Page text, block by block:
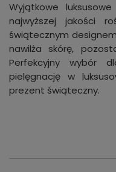
Wyjątkowe
najwyższej jakości
świątecznym
nawilża skórę,
Perfekcyjny wybór
pielęgnację w
prezent świąteczny.